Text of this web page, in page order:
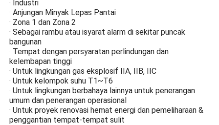
chip LED memiliki
kecerahan tinggi dan lebih
hemat energi daripada
manik-manik lampu biasa.
Sinkronisasi GPS
(Opsional)
Kontrol sakelar yang
dioperasikan dengan lampu
otomatis, dilengkapi dengan
chip terintegrasi dan
· Industri
· Anjungan Minyak Lepas Pantai
· Zona 1 dan Zona 2
· Sebagai rambu atau isyarat alarm di sekitar puncak
bangunan
· Tempat dengan persyaratan perlindungan dan
kelembapan tinggi
· Untuk lingkungan gas eksplosif IIA, IIB, IIC
· Untuk kelompok suhu T1~T6
· Untuk lingkungan berbahaya lainnya untuk penerangan
umum dan penerangan operasional
· Untuk proyek renovasi hemat energi dan pemeliharaan &
penggantian tempat-tempat sulit